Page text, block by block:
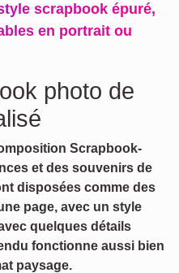
scrapbook épuré,
en portrait ou
photo de
Scrapbook-
et des souvenirs de
disposées comme des
page, avec un style
quelques détails
fonctionne aussi bien
paysage.